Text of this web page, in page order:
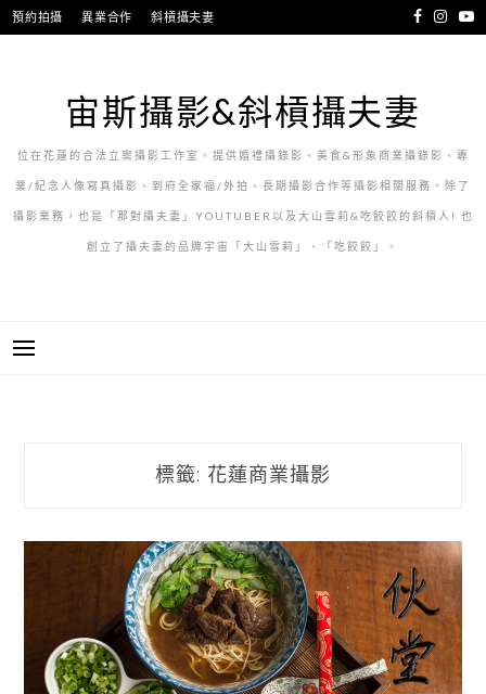
跳
至
預約拍攝 異業合作 斜槓攝夫妻
宙斯攝影&斜槓攝夫妻
位在花蓮的合法立案攝影工作室。提供婚禮攝錄影、美食&形象商業攝錄影、專
業/紀念人像寫真攝影、到府全家福/外拍、長期攝影合作等攝影相關服務。除了
攝影業務，也是「那對攝夫妻」YOUTUBER以及大山雪莉&吃餃餃的斜槓人! 也
創立了攝夫妻的品牌宇宙「大山雪莉」、「吃餃餃」。
標籤: 花蓮商業攝影